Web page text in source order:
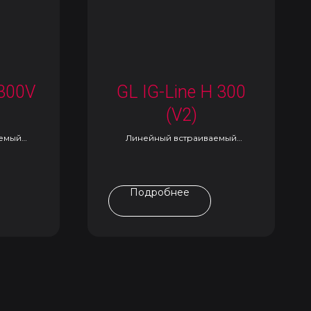
GL IG-Line H 300
(V2)
Линейный встраиваемый
Подробнее